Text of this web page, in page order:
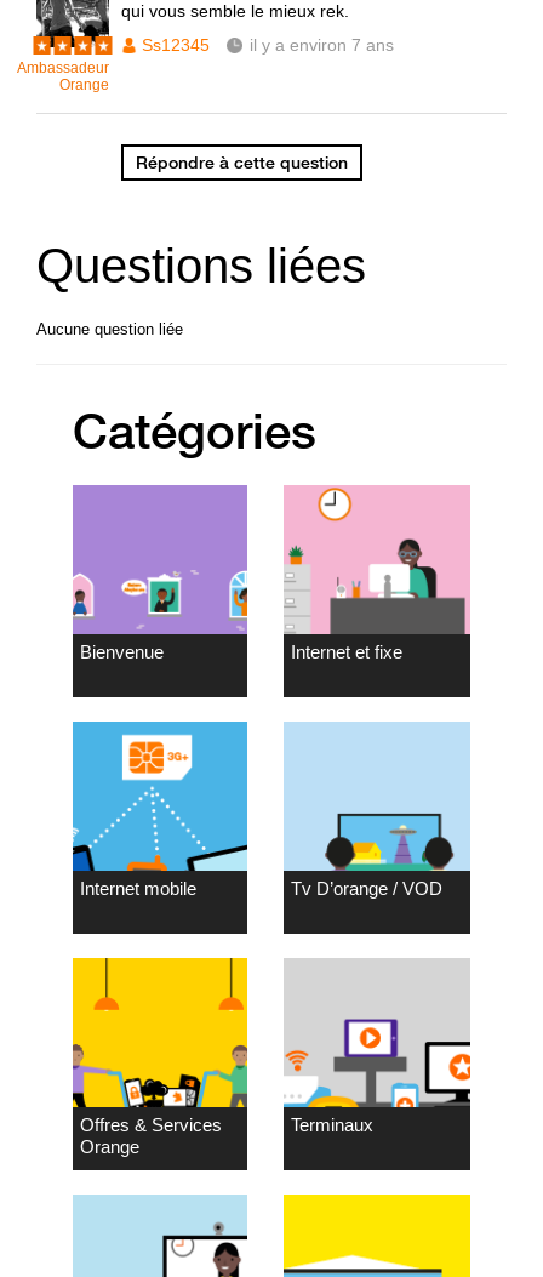
Ambassadeur
Orange
qui vous semble le mieux rek.
Ss12345
il y a environ 7 ans
Répondre à cette question
Questions liées
Aucune question liée
Catégories
Bienvenue Internet et fixe
Internet mobile Tv D’orange / VOD
Offres & Services
Orange
Terminaux